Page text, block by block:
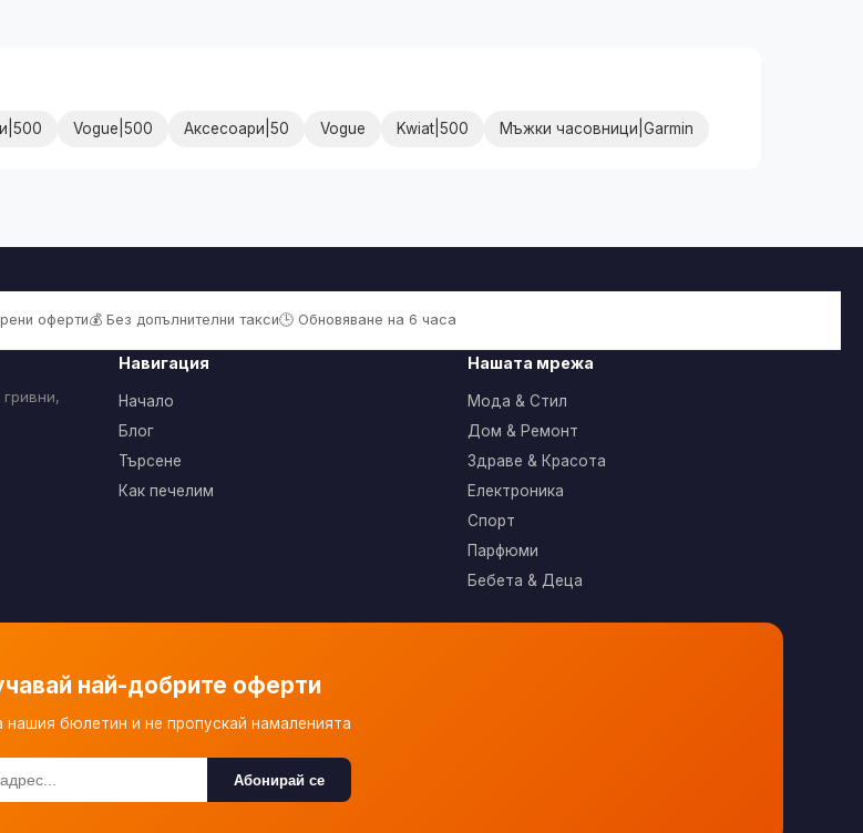
Vogue|500 Аксесоари|50 Vogue Kwiat|500 Мъжки часовници|Garmin
оферти💰 Без допълнителни такси🕒 Обновяване на 6 часа
Навигация
Начало
Блог
Търсене
Как печелим
Нашата мрежа
Мода & Стил
Дом & Ремонт
Здраве & Красота
Електроника
Спорт
Парфюми
Бебета & Деца
най-добрите оферти
нашия бюлетин и не пропускай намаленията
Абонирай се